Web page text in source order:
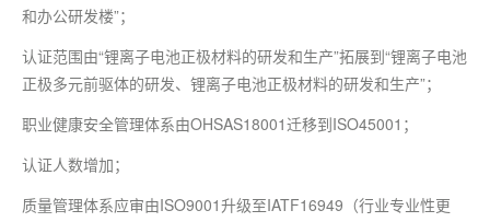
和办公研发楼”；
认证范围由“锂离子电池正极材料的研发和生产”拓展到“锂离子电池
正极多元前驱体的研发、锂离子电池正极材料的研发和生产”；
职业健康安全管理体系由OHSAS18001迁移到ISO45001；
认证人数增加；
质量管理体系应审由ISO9001升级至IATF16949（行业专业性更